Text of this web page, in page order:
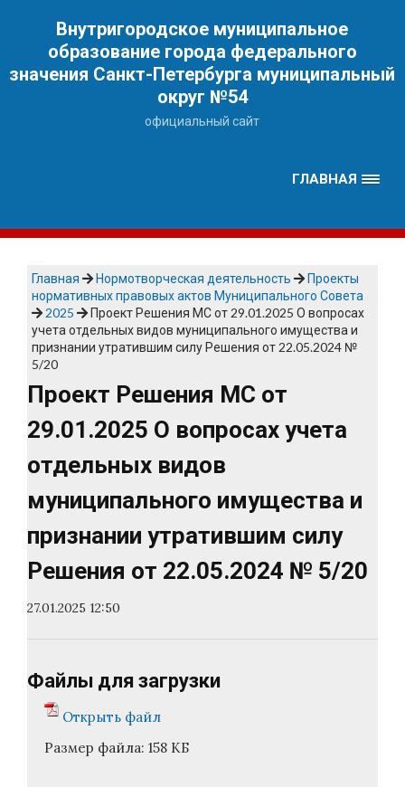
Внутригородское муниципальное
образование города федерального
значения Санкт-Петербурга муниципальный
округ №54
официальный сайт
ГЛАВНАЯ
Главная Нормотворческая деятельность
Проекты
нормативных правовых актов Муниципального Совета
2025
Проект Решения МС от 29.01.2025 О вопросах
учета отдельных видов муниципального имущества и
признании утратившим силу Решения от 22.05.2024 №
5/20
Проект Решения МС от
29.01.2025 О вопросах учета
отдельных видов
муниципального имущества и
признании утратившим силу
Решения от 22.05.2024 № 5/20
27.01.2025 12:50
Файлы для загрузки
Открыть файл
Размер файла: 158 КБ